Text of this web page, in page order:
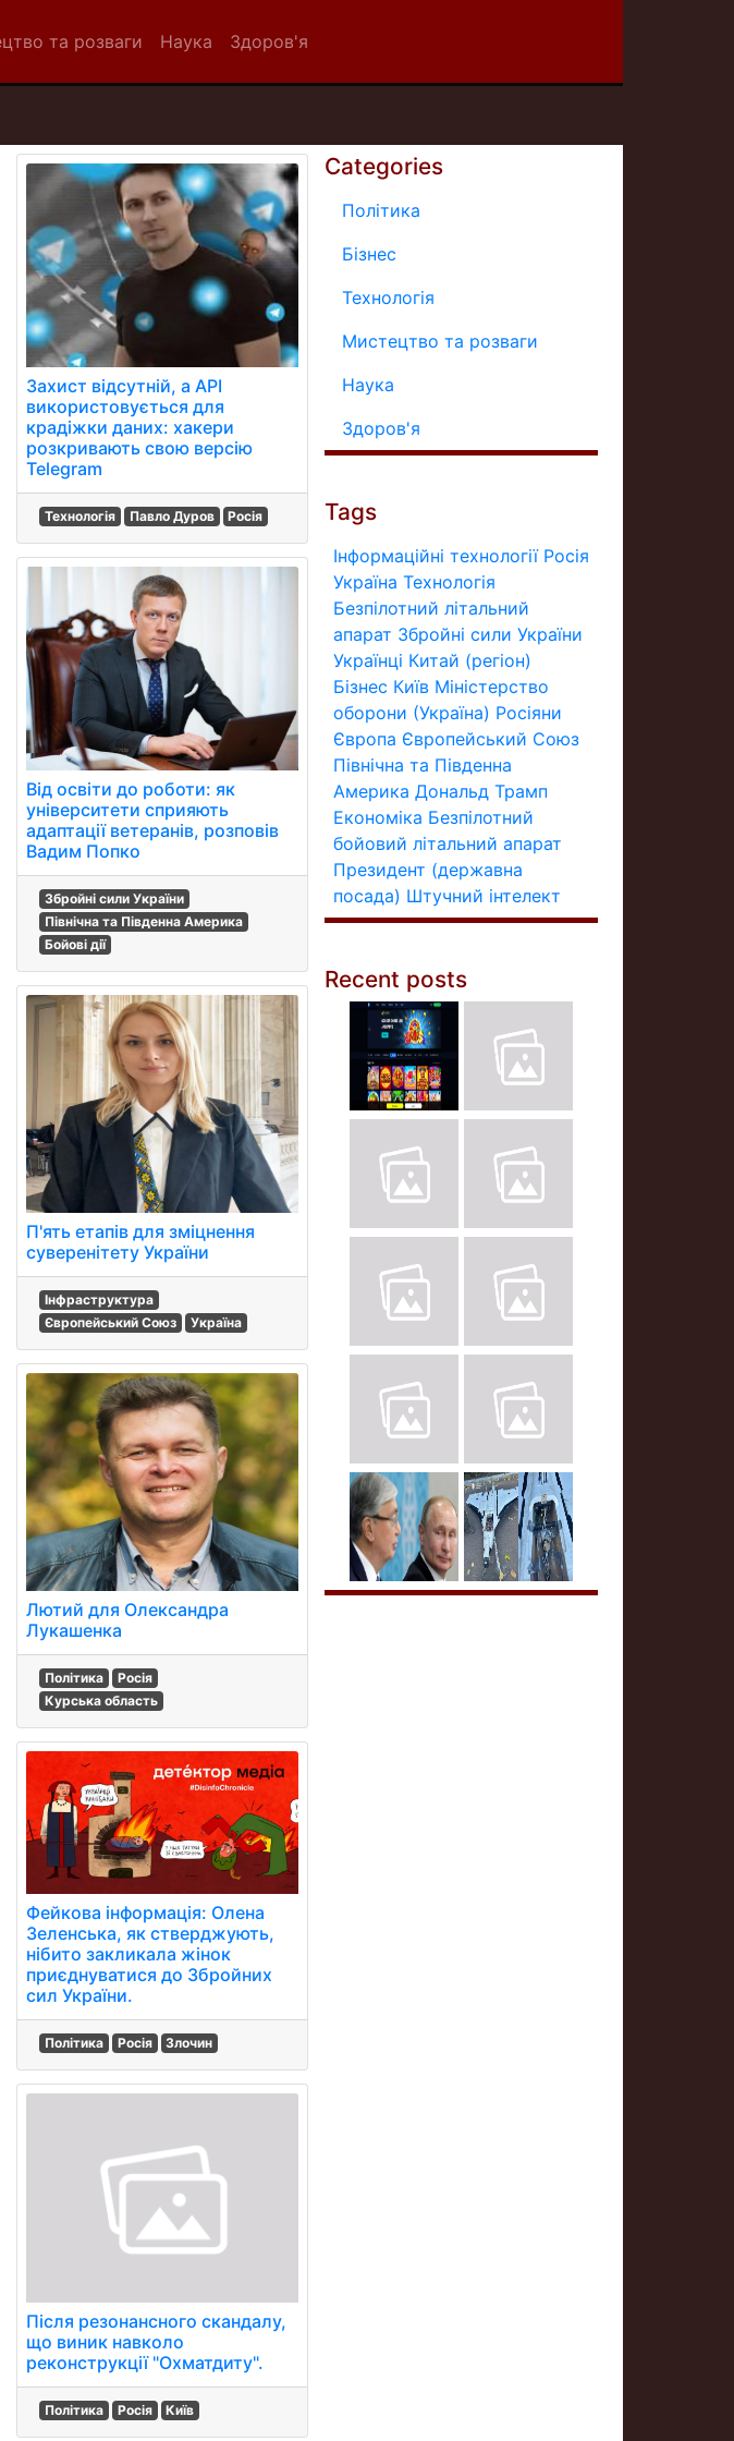
та розваги Наука Здоров'я
Захист відсутній, а API
використовується для
крадіжки даних: хакери
розкривають свою версію
Telegram
Технологія Павло Дуров Росія
Від освіти до роботи: як
університети сприяють
адаптації ветеранів, розповів
Вадим Попко
Збройні сили України
Північна та Південна Америка
Бойові дії
П'ять етапів для зміцнення
суверенітету України
Інфраструктура
Європейський Союз
Україна
Лютий для Олександра
Лукашенка
Політика
Росія
Курська область
Фейкова інформація: Олена
Зеленська, як стверджують,
нібито закликала жінок
приєднуватися до Збройних
сил України.
Політика Росія Злочин
Після резонансного скандалу,
що виник навколо
реконструкції "Охматдиту".
Політика Росія Київ
Categories
Політика
Бізнес
Технологія
Мистецтво та розваги
Наука
Здоров'я
Tags
Інформаційні технології Росія
Україна Технологія
Безпілотний літальний
апарат Збройні сили України
Українці Китай (регіон)
Бізнес Київ Міністерство
оборони (Україна) Росіяни
Європа Європейський Союз
Північна та Південна
Америка Дональд Трамп
Економіка Безпілотний
бойовий літальний апарат
Президент (державна
посада) Штучний інтелект
Recent posts